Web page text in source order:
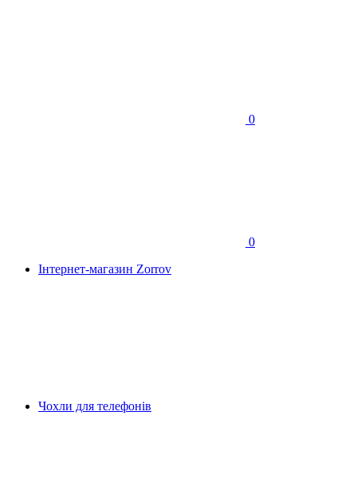
0
0
Інтернет-магазин Zorrov
Чохли для телефонів